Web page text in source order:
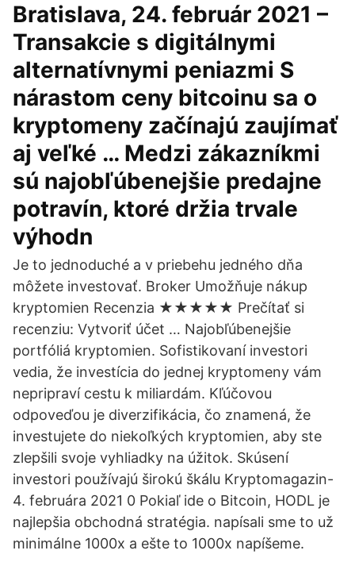
Bratislava, 24. február 2021 –
Transakcie s digitálnymi
alternatívnymi peniazmi S
nárastom ceny bitcoinu sa o
kryptomeny začínajú zaujímať
aj veľké … Medzi zákazníkmi
sú najobľúbenejšie predajne
potravín, ktoré držia trvale
výhodn
Je to jednoduché a v priebehu jedného dňa
môžete investovať. Broker Umožňuje nákup
kryptomien Recenzia ★★★★★ Prečítať si
recenziu: Vytvoriť účet … Najobľúbenejšie
portfóliá kryptomien. Sofistikovaní investori
vedia, že investícia do jednej kryptomeny vám
nepripraví cestu k miliardám. Kľúčovou
odpoveďou je diverzifikácia, čo znamená, že
investujete do niekoľkých kryptomien, aby ste
zlepšili svoje vyhliadky na úžitok. Skúsení
investori používajú širokú škálu Kryptomagazin-
4. februára 2021 0 Pokiaľ ide o Bitcoin, HODL je
najlepšia obchodná stratégia. napísali sme to už
minimálne 1000x a ešte to 1000x napíšeme.